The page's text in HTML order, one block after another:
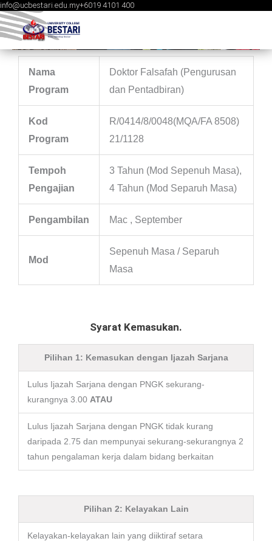
Skip
to
content
info@ucbestari.edu.my+6019 4101 400
Nama
Program
Doktor Falsafah (Pengurusan
dan Pentadbiran)
Kod
Program
R/0414/8/0048(MQA/FA 8508)
21/1128
Tempoh
Pengajian
3 Tahun (Mod Sepenuh Masa),
4 Tahun (Mod Separuh Masa)
Pengambilan Mac , September
Mod
Sepenuh Masa / Separuh
Masa
Syarat Kemasukan.
Pilihan 1: Kemasukan dengan Ijazah Sarjana
Lulus Ijazah Sarjana dengan PNGK sekurang-
kurangnya 3.00 ATAU
Lulus Ijazah Sarjana dengan PNGK tidak kurang
daripada 2.75 dan mempunyai sekurang-sekurangnya 2
tahun pengalaman kerja dalam bidang berkaitan
Pilihan 2: Kelayakan Lain
Kelayakan-kelayakan lain yang diiktiraf setara